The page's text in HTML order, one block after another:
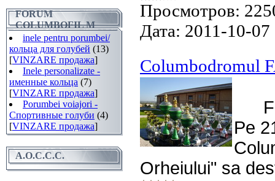
FORUM
COLUMBOFIL M
inele pentru porumbei/
кольца для голубей (13)
[VINZARE продажа]
Inele personalizate -
именные кольца (7)
[VINZARE продажа]
Porumbei voiajori -
Спортивные голуби (4)
[VINZARE продажа]
A.O.C.C.C.
Просмотров:
Дата: 2011-10-07
Columbodromul
Pe
Orheiului" sa